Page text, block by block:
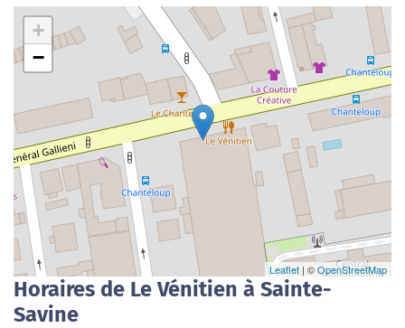
+
−
Leaflet | ©OpenStreetMap
Horaires de Le Vénitien à Sainte-
Savine